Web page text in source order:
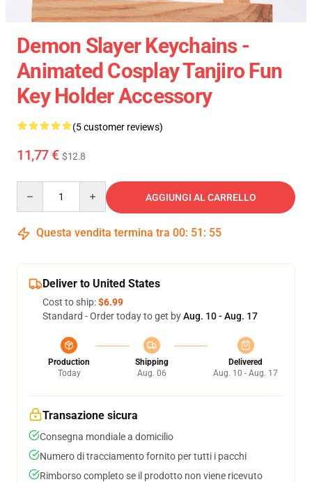
Demon Slayer Keychains -
Animated Cosplay Tanjiro Fun
Key Holder Accessory
(5 customer reviews)
11,77 € $12.8
AGGIUNGI AL CARRELLO
Questa vendita termina tra 00: 51 : 54
Deliver to United States
Cost to ship:$6.99
Standard - Order today to get byAug. 10 - Aug. 17
Production
Today
Shipping
Aug. 06
Delivered
Aug. 10 - Aug. 17
Transazione sicura
Consegna mondiale a domicilio
Numero di tracciamento fornito per tutti i pacchi
Rimborso completo se il prodotto non viene ricevuto